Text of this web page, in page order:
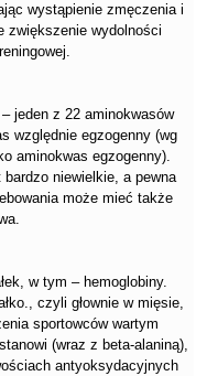
wystąpienie zmęczenia i
zwiększenie wydolności
– jeden z 22 aminokwasów
względnie egzogenny (wg
aminokwas egzogenny).
niewielkie, a pewna
może mieć także
w tym – hemoglobiny.
czyli głownie w mięsie,
sportowców wartym
(wraz z beta-alaniną),
antyoksydacyjnych